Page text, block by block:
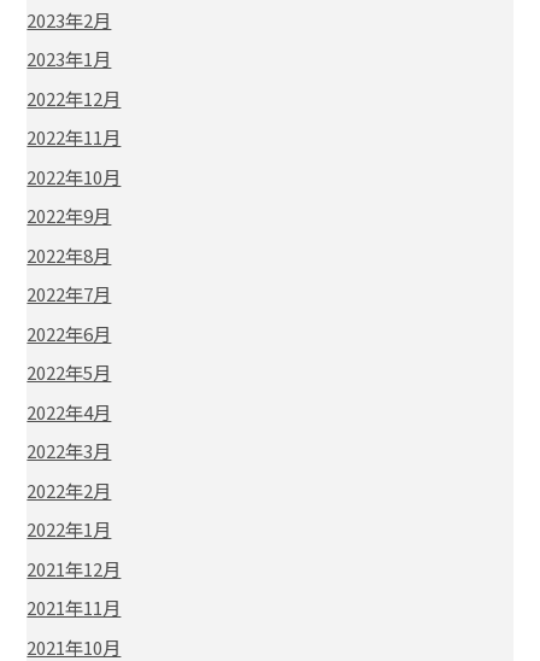
2023年2月
2023年1月
2022年12月
2022年11月
2022年10月
2022年9月
2022年8月
2022年7月
2022年6月
2022年5月
2022年4月
2022年3月
2022年2月
2022年1月
2021年12月
2021年11月
2021年10月